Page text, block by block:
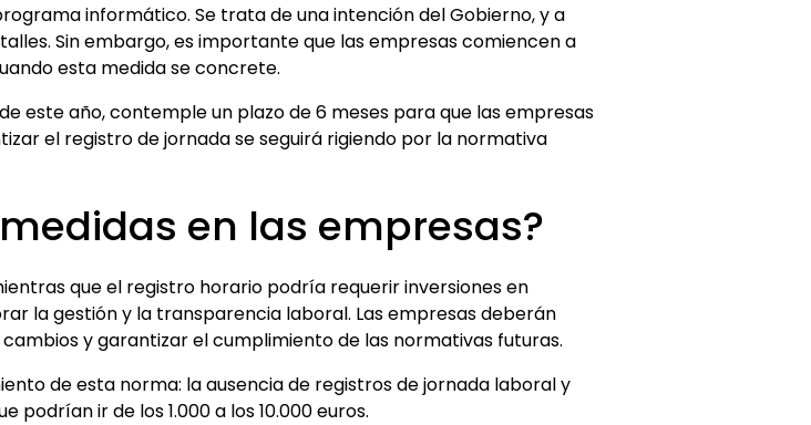
informático. Se trata de una intención del Gobierno, y a
Sin embargo, es importante que las empresas comiencen a
esta medida se concrete.
este año, contemple un plazo de 6 meses para que las empresas
el registro de jornada se seguirá rigiendo por la normativa
en las empresas?
que el registro horario podría requerir inversiones en
la gestión y la transparencia laboral. Las empresas deberán
y garantizar el cumplimiento de las normativas futuras.
de esta norma: la ausencia de registros de jornada laboral y
ir de los 1.000 a los 10.000 euros.